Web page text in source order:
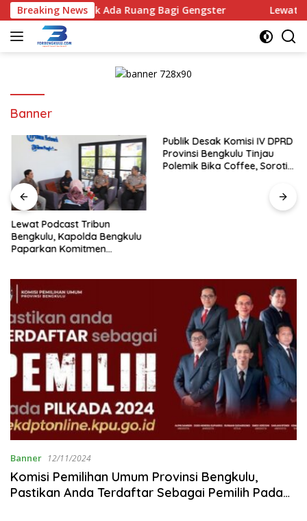
Langsung
ke
konten
Breaking News
: Tidak Ada Ruang Bagi Gengster Lewat
Banner
Lewat Podcast Tribun
Bengkulu, Kapolda Bengkulu
Paparkan Komitmen
Publik Desak Komisi IV DPRD
Provinsi Bengkulu Tinjau
Polemik Bika Coffee, Soroti
Banner 12/11/2024
Komisi Pemilihan Umum Provinsi Bengkulu,
Pastikan Anda Terdaftar Sebagai Pemilih Pada